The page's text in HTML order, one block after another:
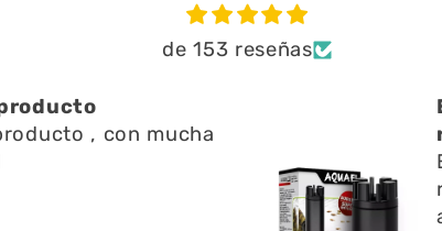
de 153 reseñas
ayuda a limpiar
l
ayuda a limpiar